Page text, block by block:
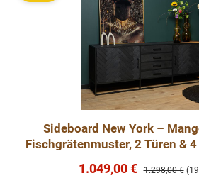
Sideboard New York –
Fischgrätenmuster, 2 Türen &
Verkaufspreis:
1.049,00 € Regulärer
1.298,00 €